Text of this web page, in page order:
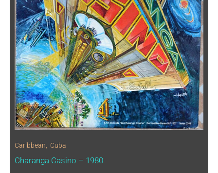
Caribbean Cuba
Charanga Casino – 1980